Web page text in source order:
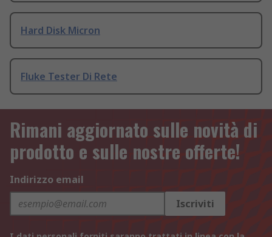
Hard Disk Micron
Fluke Tester Di Rete
Rimani aggiornato sulle novità di
prodotto e sulle nostre offerte!
Indirizzo email
Iscriviti